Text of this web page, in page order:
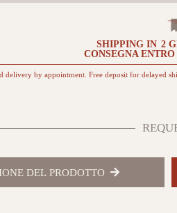
SHIPPING IN 2
CONSEGNA ENTRO
delivery by appointment. Free deposit for delayed
DEL PRODOTTO